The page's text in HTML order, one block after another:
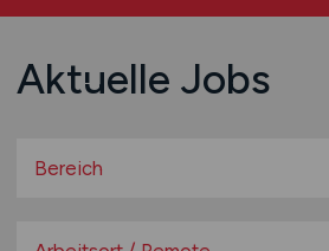
Aktuelle Jobs
Bereich